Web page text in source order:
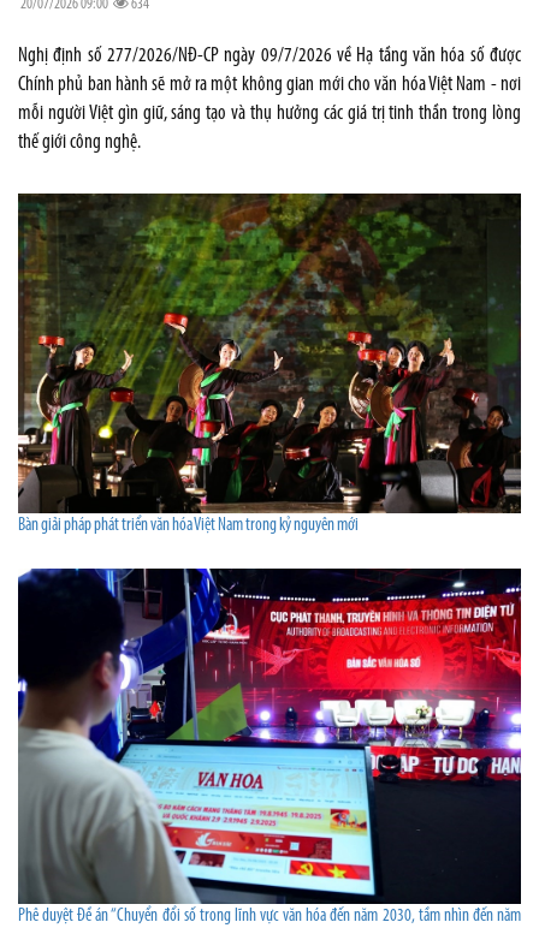
20/07/2026 09:00 634
Nghị định số 277/2026/NĐ-CP ngày 09/7/2026 về Hạ tầng văn hóa số được
Chính phủ ban hành sẽ mở ra một không gian mới cho văn hóa Việt Nam - nơi
mỗi người Việt gìn giữ, sáng tạo và thụ hưởng các giá trị tinh thần trong lòng
thế giới công nghệ.
Bàn giải pháp phát triển văn hóa Việt Nam trong kỷ nguyên mới
Phê duyệt Đề án “Chuyển đổi số trong lĩnh vực văn hóa đến năm 2030, tầm nhìn đến năm